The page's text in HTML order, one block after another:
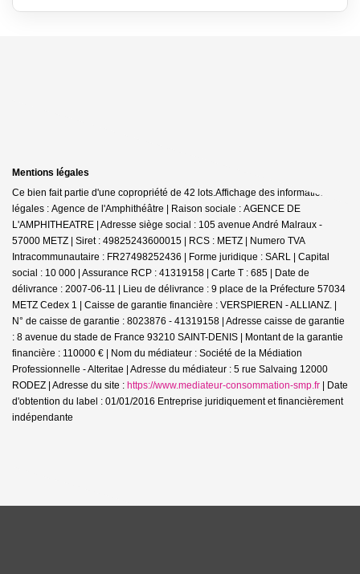
Mentions légales
Ce bien fait partie d'une copropriété de 42 lots.Affichage des informations
légales : Agence de l'Amphithéâtre | Raison sociale : AGENCE DE
L'AMPHITHEATRE | Adresse siège social : 105 avenue André Malraux -
57000 METZ | Siret : 49825243600015 | RCS : METZ | Numero TVA
Intracommunautaire : FR27498252436 | Forme juridique : SARL | Capital
social : 10 000 | Assurance RCP : 41319158 | Carte T : 685 | Date de
délivrance : 2007-06-11 | Lieu de délivrance : 9 place de la Préfecture 57034
METZ Cedex 1 | Caisse de garantie financière : VERSPIEREN - ALLIANZ. |
N° de caisse de garantie : 8023876 - 41319158 | Adresse caisse de garantie
: 8 avenue du stade de France 93210 SAINT-DENIS | Montant de la garantie
financière : 110000 € | Nom du médiateur : Société de la Médiation
Professionnelle - Alteritae | Adresse du médiateur : 5 rue Salvaing 12000
RODEZ | Adresse du site : https://www.mediateur-consommation-smp.fr | Date
d'obtention du label : 01/01/2016 Entreprise juridiquement et financièrement
indépendante